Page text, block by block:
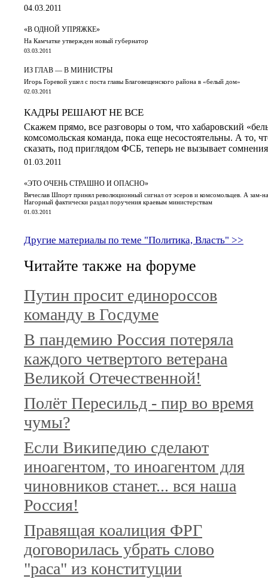
04.03.2011
«В ОДНОЙ УПРЯЖКЕ»
На Камчатке утвержден новый губернатор
03.03.2011
ИЗ ГЛАВ — В МИНИСТРЫ
Игорь Горевой ушел с поста главы Благовещенского района в «белый дом»
02.03.2011
КАДРЫ РЕШАЮТ НЕ ВСЕ
Скажем прямо, все разговоры о том, что хабаровский
комсомольская команда, пока еще несостоятельны. А то,
сказать, под приглядом ФСБ, теперь не вызывает сомнения
01.03.2011
«ЭТО ОЧЕНЬ СТРАШНО И ОПАСНО»
Вячеслав Шпорт принял революционный сигнал от эсеров и комсомольцев. А зам-
Нагорный фактически раздал поручения краевым министерствам
01.03.2011
Другие материалы по теме "Политика, Власть" >>
Читайте также на форуме
Путин просит единороссов
команду в Госдуме
В пандемию Россия потеряла
каждого четвертого ветерана
Великой Отечественной!
Полёт Пересильд - пир во время
чумы?
Если Википедию сделают
иноагентом, то иноагентом для
чиновников станет... вся наша
Россия!
Правящая коалиция ФРГ
договорилась убрать слово
"раса" из конституции